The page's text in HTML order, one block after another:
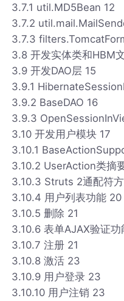
3.7.1 util.MD5Bean 12
3.7.2
3.7.3
3.8 开发实体类和HBM
3.9 开发DAO层 15
3.9.1
3.9.2 BaseDAO 16
3.9.3
3.10 开发用户模块 17
3.10.1
3.10.2 UserAction类摘
3.10.3 Struts 2通配符
3.10.4 用户列表功能 20
3.10.5 删除 21
3.10.6 表单AJAX验证功
3.10.7 注册 21
3.10.8 激活 23
3.10.9 用户登录 23
3.10.10 用户注销 23